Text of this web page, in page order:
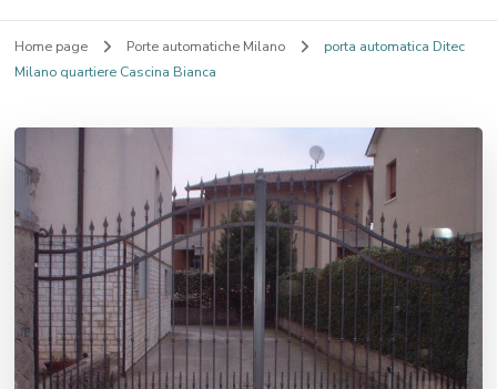
Home page Porte automatiche Milano
porta automatica Ditec
Milano quartiere Cascina Bianca